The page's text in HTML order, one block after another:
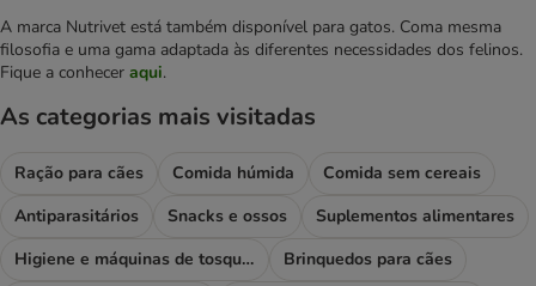
A marca Nutrivet está também disponível para gatos. Coma mesma
filosofia e uma gama adaptada às diferentes necessidades dos felinos.
Fique a conhecer aqui.
As categorias mais visitadas
Ração para cães Comida húmida
Comida sem cereais
Antiparasitários
Snacks e ossos
Suplementos alimentares
Higiene e máquinas de tosquiar
Brinquedos para cães